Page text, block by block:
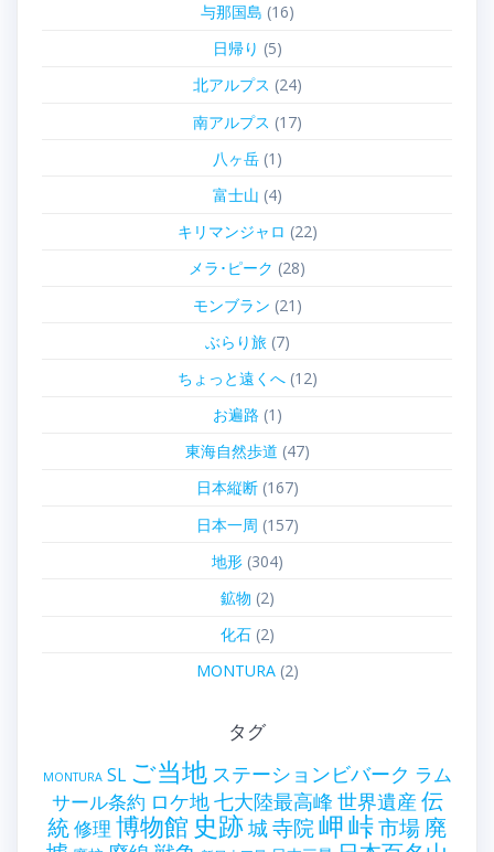
与那国島 (16)
日帰り (5)
北アルプス (24)
南アルプス (17)
八ヶ岳(1)
富士山 (4)
キリマンジャロ (22)
メラ･ピーク (28)
モンブラン (21)
ぶらり旅(7)
ちょっと遠くへ(12)
お遍路 (1)
東海自然歩道 (47)
日本縦断(167)
日本一周 (157)
地形(304)
鉱物 (2)
化石(2)
MONTURA(2)
タグ
MONTURA SL ご当地 ステーションビバーク ラム
サール条約 ロケ地七大陸最高峰 世界遺産 伝
統修理 博物館 史跡城寺院岬峠市場 廃